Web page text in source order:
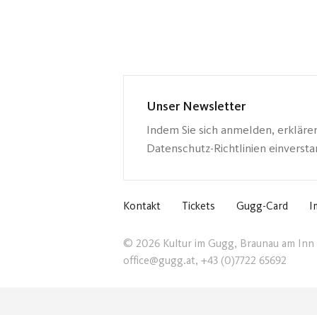
Unser Newsletter
Indem Sie sich anmelden,
Datenschutz-Richtlinien
Kontakt Tickets Gugg-Card
© 2026 Kultur im Gugg, Braunau am Inn
office@gugg.at, +43 (0)7722 65692